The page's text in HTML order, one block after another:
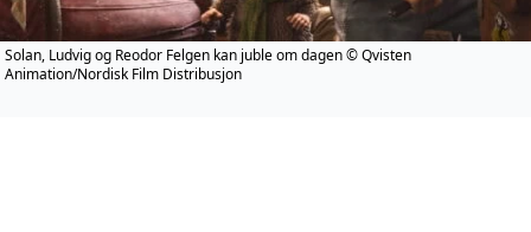
Solan, Ludvig og Reodor Felgen kan juble om dagen © Qvisten
Animation/Nordisk Film Distribusjon